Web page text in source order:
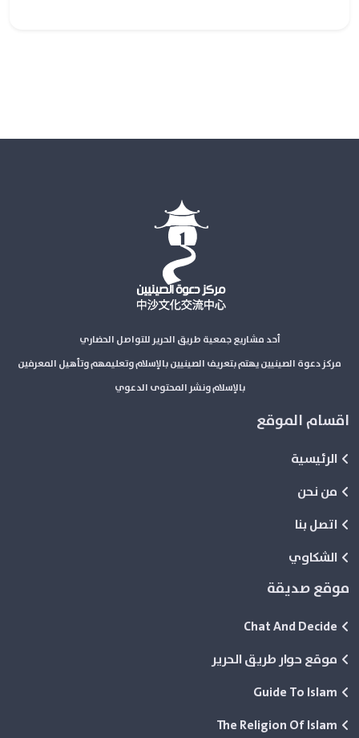
أحد مشاريع جمعية طريق الحرير للتواصل الحضاري
مركز دعوة الصينيين يهتم بتعريف الصينيين بالإسلام وتعليمهم وتأهيل المعرفين
بالإسلام ونشر المحتوى الدعوي
اقسام الموقع
الرئيسية
من نحن
اتصل بنا
الشكاوي
موقع صديقة
Chat And Decide
موقع حوار طريق الحرير
Guide To Islam
The Religion Of Islam